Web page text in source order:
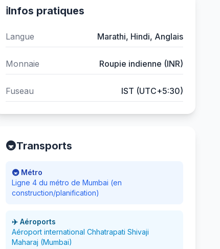
ℹ️Infos pratiques
Langue Marathi, Hindi, Anglais
Monnaie Roupie indienne (INR)
Fuseau IST (UTC+5:30)
🚇Transports
🚇 Métro
Ligne 4 du métro de Mumbai (en
construction/planification)
✈️ Aéroports
Aéroport international Chhatrapati Shivaji
Maharaj (Mumbai)